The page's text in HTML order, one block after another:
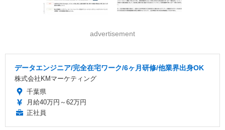
advertisement
データエンジニア/完全在宅ワーク/6ヶ月研修/他業界出身OK
株式会社KMマーケティング
千葉県
月給40万円～62万円
正社員